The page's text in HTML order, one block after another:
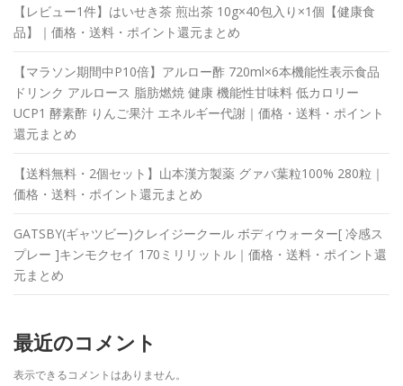
【レビュー1件】はいせき茶 煎出茶 10g×40包入り×1個【健康食
品】｜価格・送料・ポイント還元まとめ
【マラソン期間中P10倍】アルロー酢 720ml×6本機能性表示食品
ドリンク アルロース 脂肪燃焼 健康 機能性甘味料 低カロリー
UCP1 酵素酢 りんご果汁 エネルギー代謝｜価格・送料・ポイント
還元まとめ
【送料無料・2個セット】山本漢方製薬 グァバ葉粒100% 280粒｜
価格・送料・ポイント還元まとめ
GATSBY(ギャツビー)クレイジークール ボディウォーター[ 冷感ス
プレー ]キンモクセイ 170ミリリットル｜価格・送料・ポイント還
元まとめ
最近のコメント
表示できるコメントはありません。